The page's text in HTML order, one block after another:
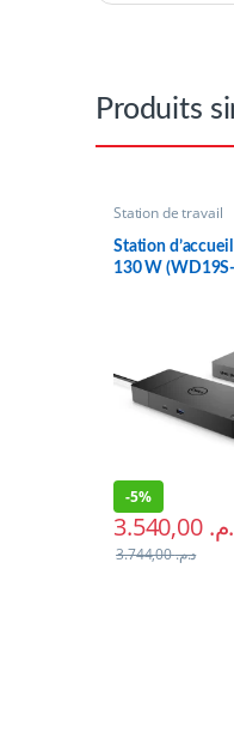
Produits
Station de travail
Station
130 W
-5%
3.540,00
د.م.3.744,00